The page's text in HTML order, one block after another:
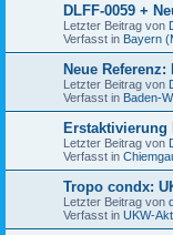
DLFF-0059 +
Letzter Beitrag von
Verfasst in Bayern
Neue Referenz:
Letzter Beitrag von
Verfasst in Baden-
Erstaktivierung
Letzter Beitrag von
Verfasst in
Tropo condx:
Letzter Beitrag von
Verfasst in UKW-